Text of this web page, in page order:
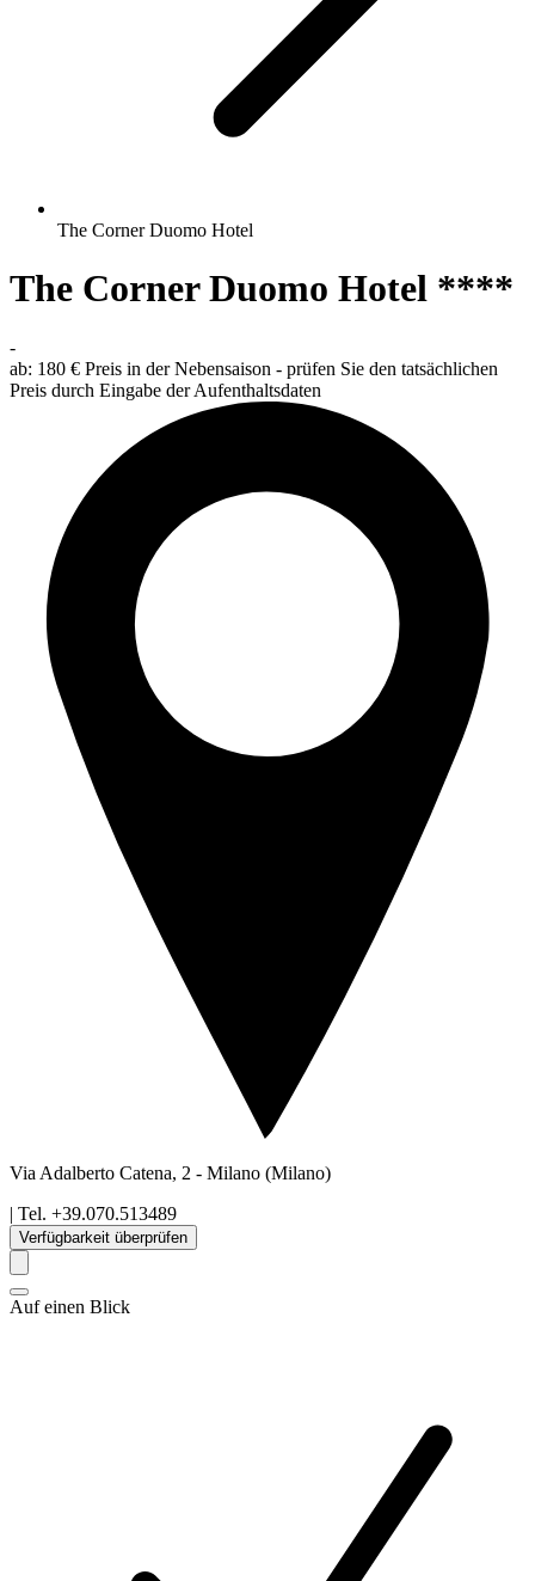
The Corner Duomo Hotel
The Corner Duomo Hotel ****
-
ab: 180 € Preis in der Nebensaison - prüfen Sie den tatsächlichen
Preis durch Eingabe der Aufenthaltsdaten
Via Adalberto Catena, 2 - Milano (Milano)
| Tel. +39.070.513489
Verfügbarkeit überprüfen
Auf einen Blick